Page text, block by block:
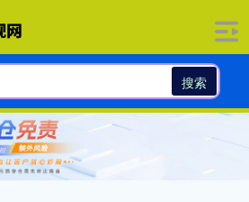
搜索